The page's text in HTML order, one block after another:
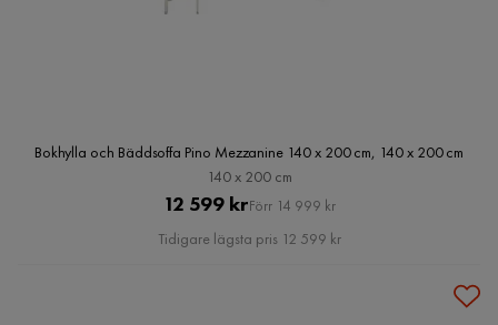
Bokhylla och Bäddsoffa Pino Mezzanine 140 x 200 cm, 140 x 200 cm
140 x 200 cm
Pris
12 599 krOriginal
Pris
Förr 14 999 kr
Tidigare lägsta pris 12 599 kr